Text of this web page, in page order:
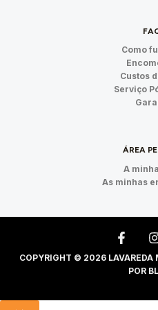
Como
Custos
Serviço
ÁREA
A
As minhas
COPYRIGHT © 2026 LAVAREDA
POR